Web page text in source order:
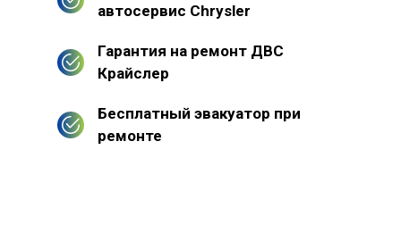
автосервис Chrysler
Гарантия на ремонт ДВС
Крайслер
Бесплатный эвакуатор при
ремонте